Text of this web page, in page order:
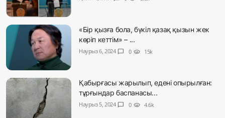
«Бір қызға бола, бүкіл қазақ қызын жек
көріп кеттім» – ...
Наурыз 6, 2024 chat_bubble 0 visibility 15k
Қабырғасы жарылып, едені опырылған:
тұрғындар баспанасы...
Наурыз 5, 2024 chat_bubble 0 visibility 4.6k